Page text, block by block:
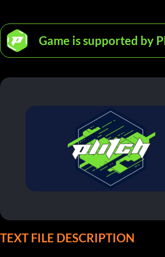
Game is supported by
TEXT FILE DESCRIPTION